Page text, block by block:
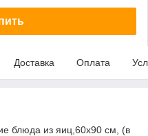
Доставка Оплата
блюда из яиц,60х90 см, (в